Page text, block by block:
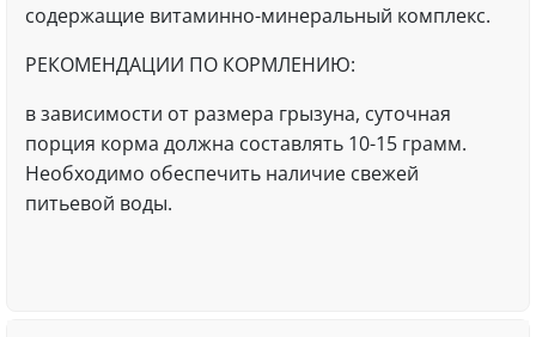
содержащие витаминно-минеральный комплекс.
РЕКОМЕНДАЦИИ ПО КОРМЛЕНИЮ:
в зависимости от размера грызуна, суточная
порция корма должна составлять 10-15 грамм.
Необходимо обеспечить наличие свежей
питьевой воды.